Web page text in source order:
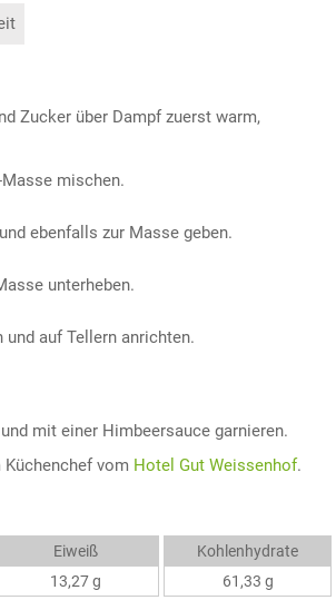
Zucker über Dampf zuerst warm,
mischen.
ebenfalls zur Masse geben.
unterheben.
auf Tellern anrichten.
mit einer Himbeersauce garnieren.
vom Hotel Gut Weissenhof.
Eiweiß
13,27 g
Kohlenhydrate
61,33 g